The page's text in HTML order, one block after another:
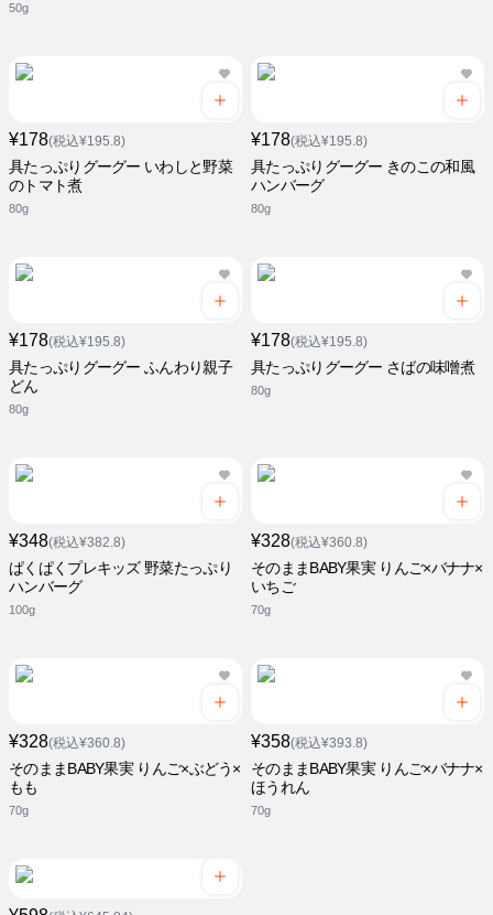
50g
¥178(税込¥195.8)
具たっぷりグーグー いわしと野菜
のトマト煮
80g
¥178(税込¥195.8)
具たっぷりグーグー きのこの和風
ハンバーグ
80g
¥178(税込¥195.8)
具たっぷりグーグー ふんわり親子
どん
80g
¥178(税込¥195.8)
具たっぷりグーグー さばの味噌煮
80g
¥348(税込¥382.8)
ぱくぱくプレキッズ 野菜たっぷり
ハンバーグ
100g
¥328(税込¥360.8)
そのままBABY果実 りんご×バナナ×
いちご
70g
¥328(税込¥360.8)
そのままBABY果実 りんご×ぶどう×
もも
70g
¥358(税込¥393.8)
そのままBABY果実 りんご×バナナ×
ほうれん
70g